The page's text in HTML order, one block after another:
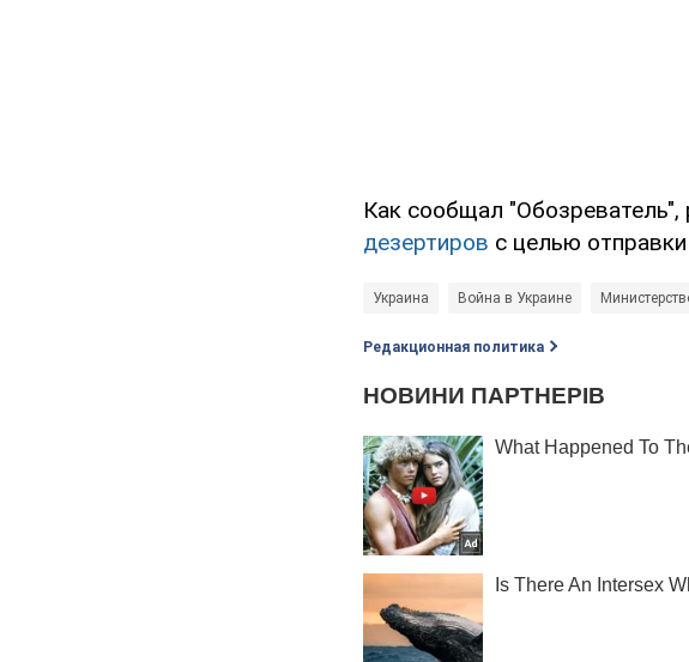
Как сообщал "Обозреватель",
дезертиров с целью
Украина Война в Украине
Редакционная политика